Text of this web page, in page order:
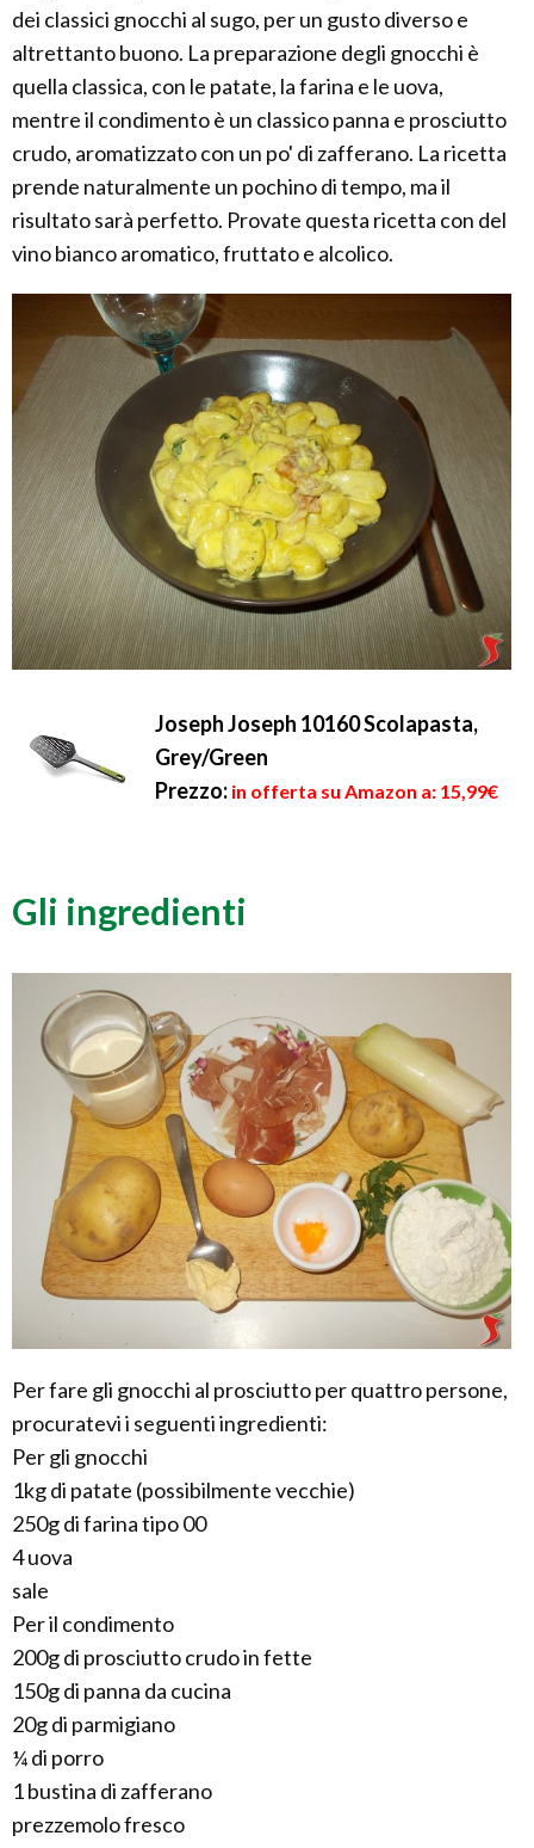
dei classici gnocchi al sugo, per un gusto diverso e
altrettanto buono. La preparazione degli gnocchi è
quella classica, con le patate, la farina e le uova,
mentre il condimento è un classico panna e prosciutto
crudo, aromatizzato con un po' di zafferano. La ricetta
prende naturalmente un pochino di tempo, ma il
risultato sarà perfetto. Provate questa ricetta con del
vino bianco aromatico, fruttato e alcolico.
Joseph Joseph 10160 Scolapasta,
Grey/Green
Prezzo: in offerta su Amazon a: 15,99€
Gli ingredienti
Per fare gli gnocchi al prosciutto per quattro persone,
procuratevi i seguenti ingredienti:
Per gli gnocchi
1kg di patate (possibilmente vecchie)
250g di farina tipo 00
4 uova
sale
Per il condimento
200g di prosciutto crudo in fette
150g di panna da cucina
20g di parmigiano
¼ di porro
1 bustina di zafferano
prezzemolo fresco